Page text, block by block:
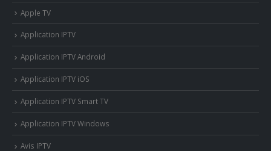
Apple TV
Application IPTV
Application IPTV Android
Application IPTV iOS
Application IPTV Smart TV
Application IPTV Windows
Avis IPTV